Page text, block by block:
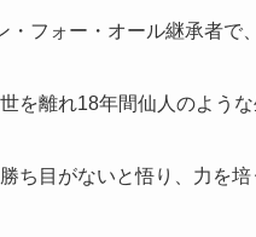
フォー・オール継承者で
を離れ18年間仙人のような
ち目がないと悟り、力を培